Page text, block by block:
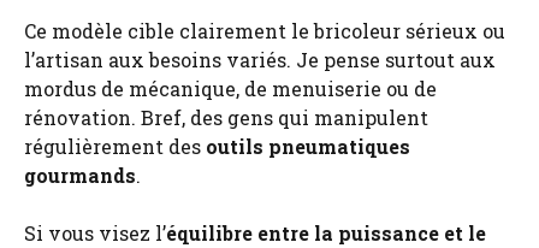
Ce modèle cible clairement le bricoleur sérieux ou
l’artisan aux besoins variés. Je pense surtout aux
mordus de mécanique, de menuiserie ou de
rénovation. Bref, des gens qui manipulent
régulièrement des outils pneumatiques
gourmands.
Si vous visez l’équilibre entre la puissance et le